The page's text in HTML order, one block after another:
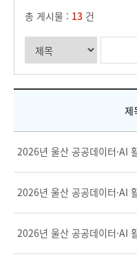
총 게시물 : 13 건
제
2026년 울산 공공데이터·AI
2026년 울산 공공데이터·AI
2026년 울산 공공데이터·AI